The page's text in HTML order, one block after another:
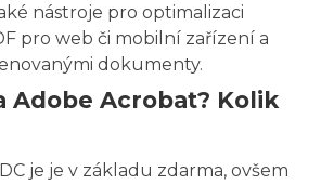
nástroje pro optimalizaci
pro web či mobilní zařízení a
dokumenty.
Adobe Acrobat? Kolik
je je v základu zdarma, ovšem